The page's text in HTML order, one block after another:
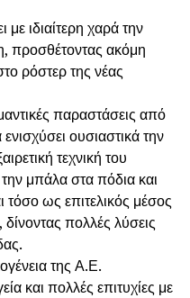
ιδιαίτερη χαρά την
προσθέτοντας ακόμη
ρόστερ της νέας
παραστάσεις από
ουσιαστικά την
τεχνική του
μπάλα στα πόδια και
τόσο ως επιτελικός μέσος
πολλές λύσεις
της Α.Ε.
και πολλές επιτυχίες με